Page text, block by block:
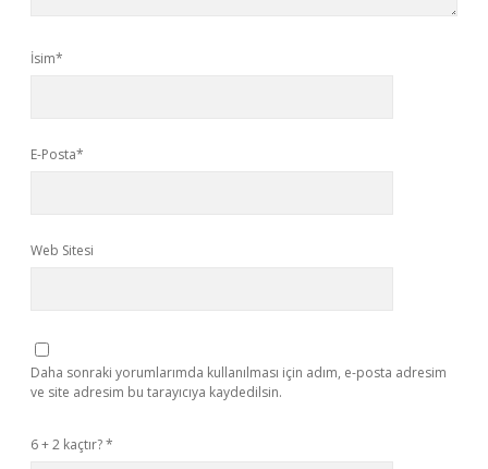
İsim*
E-Posta*
Web Sitesi
Daha sonraki yorumlarımda kullanılması için adım, e-posta adresim
ve site adresim bu tarayıcıya kaydedilsin.
6 + 2 kaçtır?*